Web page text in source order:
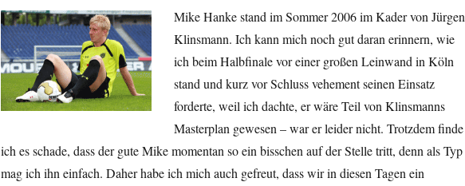
Mike Hanke stand im Sommer 2006 im Kader von Jürgen
Klinsmann. Ich kann mich noch gut daran erinnern, wie
ich beim Halbfinale vor einer großen Leinwand in Köln
stand und kurz vor Schluss vehement seinen Einsatz
forderte, weil ich dachte, er wäre Teil von Klinsmanns
Masterplan gewesen – war er leider nicht. Trotzdem finde
ich es schade, dass der gute Mike momentan so ein bisschen auf der Stelle tritt, denn als Typ
mag ich ihn einfach. Daher habe ich mich auch gefreut, dass wir in diesen Tagen ein